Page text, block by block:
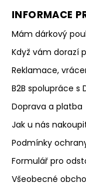
INFORMACE
Mám dárkový
Když vám dorazí
Reklamace,
B2B spolupráce s
Doprava a platba
Jak u nás
Podmínky
Formulář pro
Všeobecné